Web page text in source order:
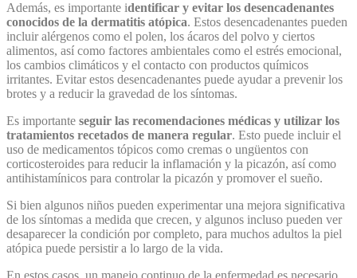
Además, es importante identificar y evitar los desencadenantes
conocidos de la dermatitis atópica. Estos desencadenantes pueden
incluir alérgenos como el polen, los ácaros del polvo y ciertos
alimentos, así como factores ambientales como el estrés emocional,
los cambios climáticos y el contacto con productos químicos
irritantes. Evitar estos desencadenantes puede ayudar a prevenir los
brotes y a reducir la gravedad de los síntomas.
Es importante seguir las recomendaciones médicas y utilizar los
tratamientos recetados de manera regular. Esto puede incluir el
uso de medicamentos tópicos como cremas o ungüentos con
corticosteroides para reducir la inflamación y la picazón, así como
antihistamínicos para controlar la picazón y promover el sueño.
Si bien algunos niños pueden experimentar una mejora significativa
de los síntomas a medida que crecen, y algunos incluso pueden ver
desaparecer la condición por completo, para muchos adultos la piel
atópica puede persistir a lo largo de la vida.
En estos casos, un manejo continuo de la enfermedad es necesario